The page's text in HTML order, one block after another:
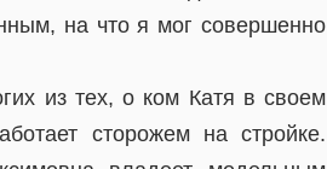
на что я мог совершенно
из тех, о ком Катя в своем
сторожем на стройке.